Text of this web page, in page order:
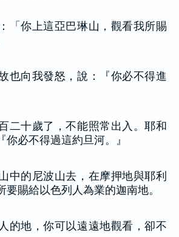
「你上這亞巴琳山，觀看我所賜
也向我發怒，說：『你必不得進
二十歲了，不能照常出入。耶和
你必不得過這約旦河。』
中的尼波山去，在摩押地與耶利
要賜給以色列人為業的迦南地。
的地，你可以遠遠地觀看，卻不